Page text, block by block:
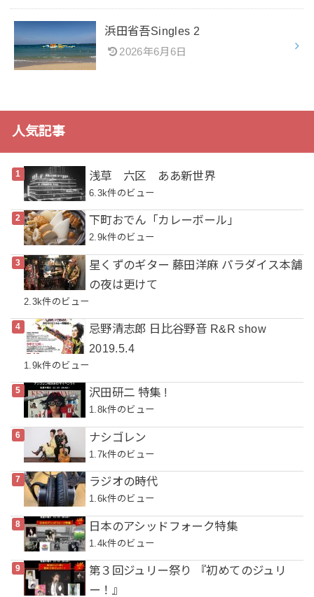
浜田省吾Singles 2
2026年6月6日
人気記事
浅草 六区 ああ新世界
6.3k件のビュー
下町おでん「カレーボール」
2.9k件のビュー
星くずのギター 藤田洋麻 パラダイス本舗
の夜は更けて
2.3k件のビュー
忌野清志郎 日比谷野音 R&R show
2019.5.4
1.9k件のビュー
沢田研二 特集 !
1.8k件のビュー
ナシゴレン
1.7k件のビュー
ラジオの時代
1.6k件のビュー
日本のアシッドフォーク特集
1.4k件のビュー
第３回ジュリー祭り 『初めてのジュリ
ー！』